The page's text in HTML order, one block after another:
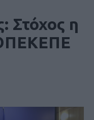
Στόχος η